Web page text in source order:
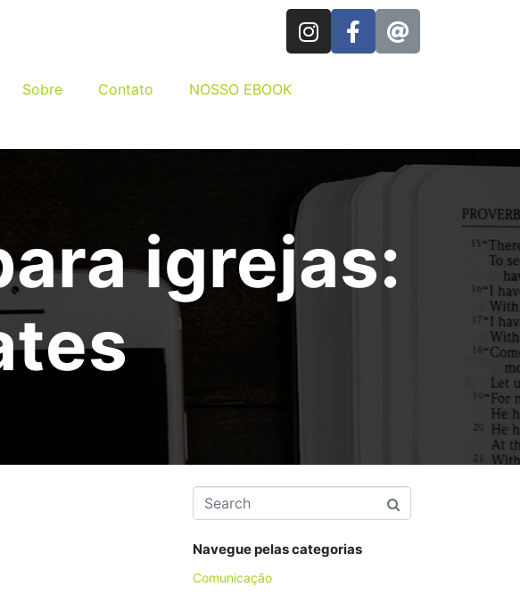
Sobre Contato NOSSO EBOOK
igrejas:
Navegue pelas categorias
Comunicação